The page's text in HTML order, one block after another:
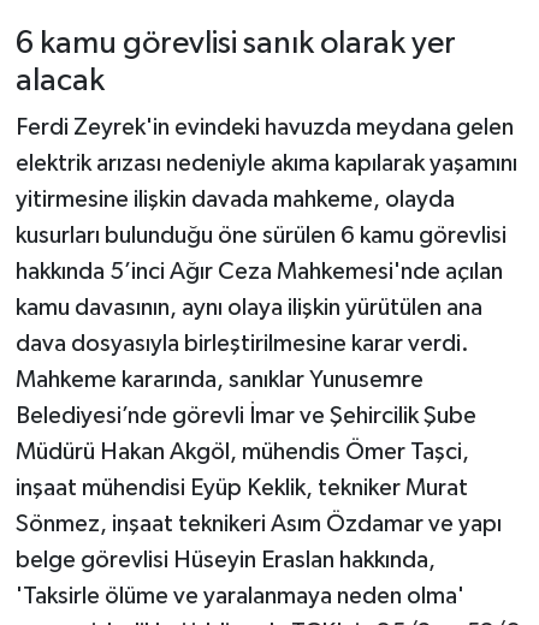
6 kamu görevlisi sanık olarak yer
alacak
Ferdi Zeyrek'in evindeki havuzda meydana gelen
elektrik arızası nedeniyle akıma kapılarak yaşamını
yitirmesine ilişkin davada mahkeme, olayda
kusurları bulunduğu öne sürülen 6 kamu görevlisi
hakkında 5’inci Ağır Ceza Mahkemesi'nde açılan
kamu davasının, aynı olaya ilişkin yürütülen ana
dava dosyasıyla birleştirilmesine karar verdi.
Mahkeme kararında, sanıklar Yunusemre
Belediyesi’nde görevli İmar ve Şehircilik Şube
Müdürü Hakan Akgöl, mühendis Ömer Taşci,
inşaat mühendisi Eyüp Keklik, tekniker Murat
Sönmez, inşaat teknikeri Asım Özdamar ve yapı
belge görevlisi Hüseyin Eraslan hakkında,
'Taksirle ölüme ve yaralanmaya neden olma'